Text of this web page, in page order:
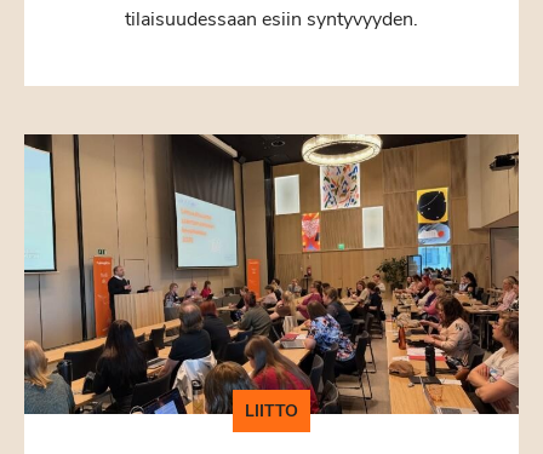
tilaisuudessaan esiin syntyvyyden.
LIITTO